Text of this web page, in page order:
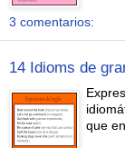
3 comentarios:
14 Idioms de
que